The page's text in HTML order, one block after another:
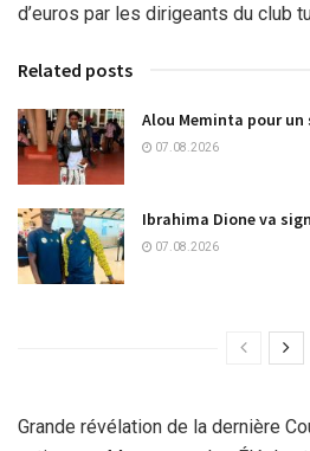
d’euros par les dirigeants du club
Related posts
Alou Meminta pour un
07.08.2026
Ibrahima Dione va
07.08.2026
Grande révélation de la dernière